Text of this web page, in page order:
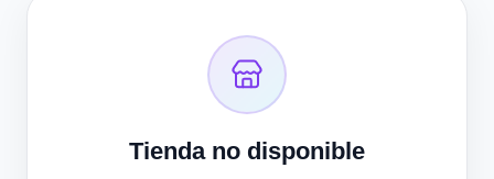
Tienda no disponible